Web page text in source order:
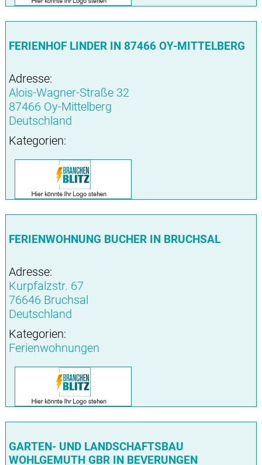
FERIENHOF LINDER IN 87466 OY-MITTELBERG
Adresse:
Alois-Wagner-Straße 32
87466 Oy-Mittelberg
Deutschland
Kategorien:
FERIENWOHNUNG BUCHER IN BRUCHSAL
Adresse:
Kurpfalzstr. 67
76646 Bruchsal
Deutschland
Kategorien:
Ferienwohnungen
GARTEN- UND LANDSCHAFTSBAU
WOHLGEMUTH GBR IN BEVERUNGEN